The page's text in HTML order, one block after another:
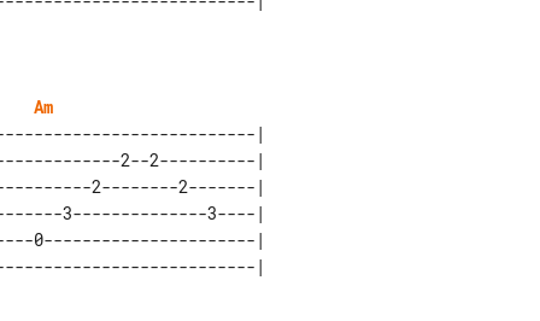
Am
|
2--2----------|
2--------2-------|
3--------------3----|
0----------------------|